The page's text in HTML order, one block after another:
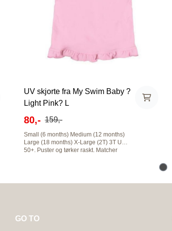
UV skjorte fra My Swim Baby ?
Light Pink? L
80,- 159,-
Small (6 months) Medium (12 months)
Large (18 months) X-Large (2T) 3T UPF
50+. Puster og tørker raskt. Matcher
GO TO